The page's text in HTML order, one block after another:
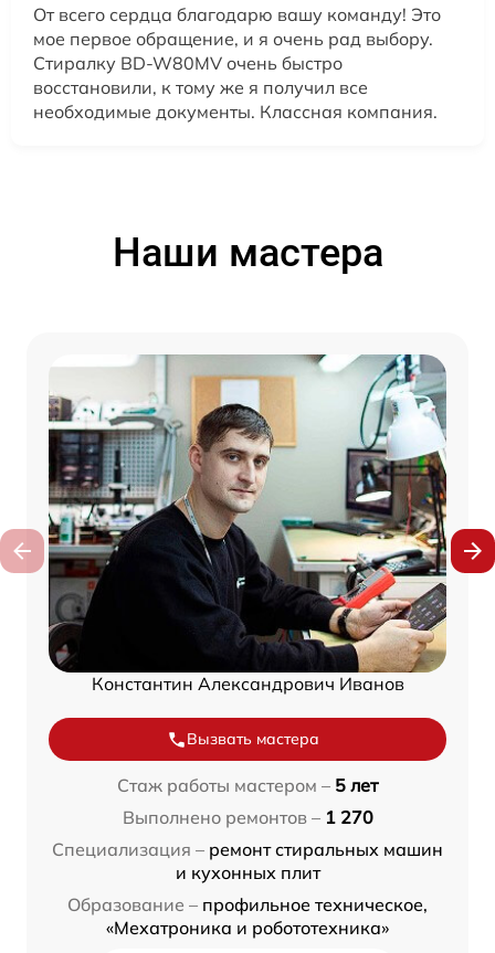
От всего сердца благодарю вашу команду! Это
мое первое обращение, и я очень рад выбору.
Стиралку BD-W80MV очень быстро
восстановили, к тому же я получил все
необходимые документы. Классная компания.
Наши мастера
Константин Александрович Иванов
Вызвать мастера
Стаж работы мастером – 5 лет
Выполнено ремонтов – 1 270
Специализация – ремонт стиральных машин
и кухонных плит
Образование – профильное техническое,
«Мехатроника и робототехника»